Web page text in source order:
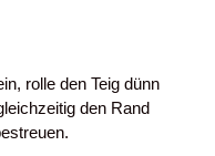
rolle den Teig dünn
den Rand